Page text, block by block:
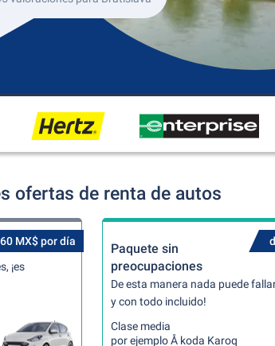
ofertas de renta de autos
MX$ por día
¡es
Paquete sin
preocupaciones
De esta manera nada puede
y con todo incluido!
Clase media
por ejemplo Å koda Karoq